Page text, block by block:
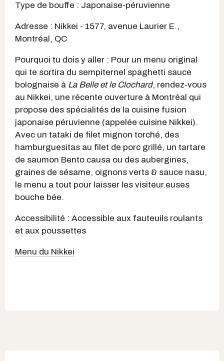
Type de bouffe : Japonaise-péruvienne
Adresse : Nikkei - 1577, avenue Laurier E.,
Montréal, QC
Pourquoi tu dois y aller : Pour un menu original
qui te sortira du sempiternel spaghetti sauce
bolognaise à La Belle et le Clochard, rendez-vous
au Nikkei, une récente ouverture à Montréal qui
propose des spécialités de la cuisine fusion
japonaise péruvienne (appelée cuisine Nikkei).
Avec un tataki de filet mignon torché, des
hamburguesitas au filet de porc grillé, un tartare
de saumon Bento causa ou des aubergines,
graines de sésame, oignons verts & sauce nasu,
le menu a tout pour laisser les visiteur.euses
bouche bée.
Accessibilité : Accessible aux fauteuils roulants
et aux poussettes
Menu du Nikkei